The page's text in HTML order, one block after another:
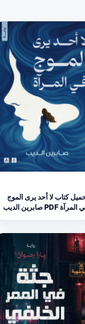
كتاب لا أحد يرى الموج
في المرآة PDF صابرين الديب